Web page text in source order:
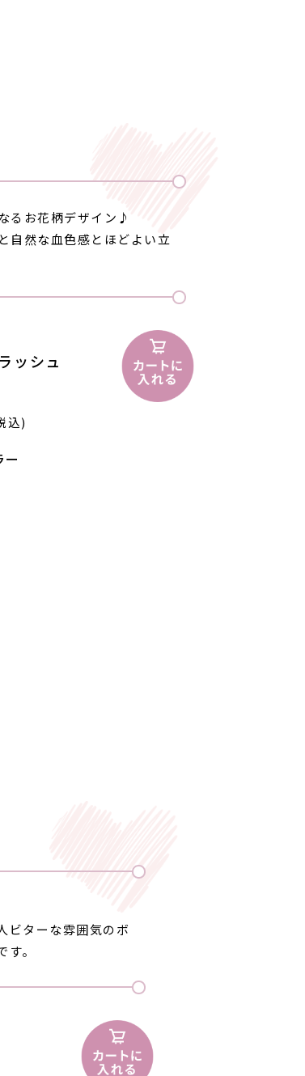
るお花柄デザイン♪
自然な血色感とほどよい立
ッシュ
込)
ビターな雰囲気のボ
。